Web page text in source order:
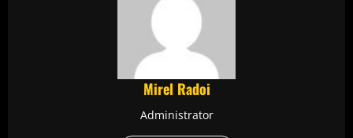
Mirel Radoi
Administrator